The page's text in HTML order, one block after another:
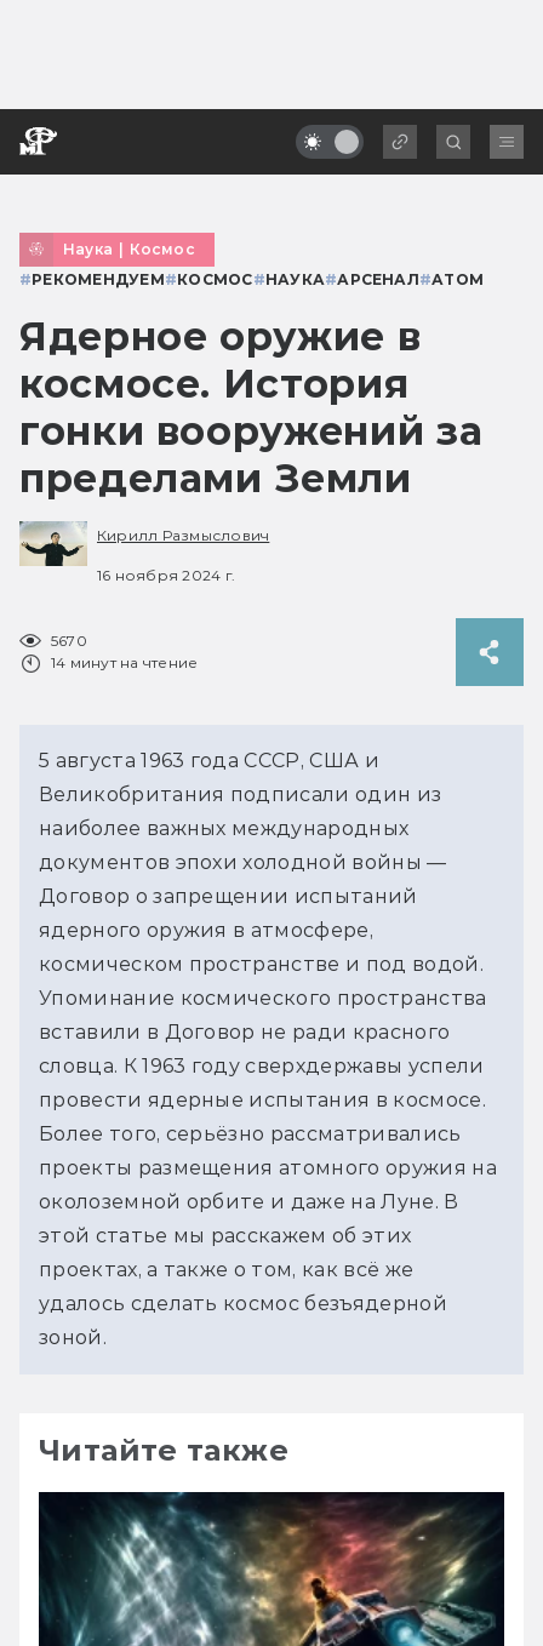
Наука | Космос
#РЕКОМЕНДУЕМ#КОСМОС#НАУКА#АРСЕНАЛ#АТОМ
Ядерное оружие в
космосе. История
гонки вооружений за
пределами Земли
Кирилл Размыслович
16 ноября 2024 г.
5670
14 минут на чтение
5 августа 1963 года СССР, США и
Великобритания подписали один из
наиболее важных международных
документов эпохи холодной войны —
Договор о запрещении испытаний
ядерного оружия в атмосфере,
космическом пространстве и под водой.
Упоминание космического пространства
вставили в Договор не ради красного
словца. К 1963 году сверхдержавы успели
провести ядерные испытания в космосе.
Более того, серьёзно рассматривались
проекты размещения атомного оружия на
околоземной орбите и даже на Луне. В
этой статье мы расскажем об этих
проектах, а также о том, как всё же
удалось сделать космос безъядерной
зоной.
Читайте также